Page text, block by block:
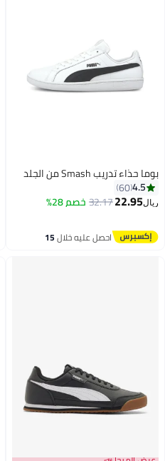
بوما حذاء تدريب Smash من الجلد
4.5
60
ريال22.95
32.17خصم 28%
احصل عليه خلال15